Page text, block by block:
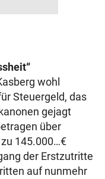
wohl
Steuergeld, das
gejagt
über
145.000…€
der Erstzutritte
auf nunmehr